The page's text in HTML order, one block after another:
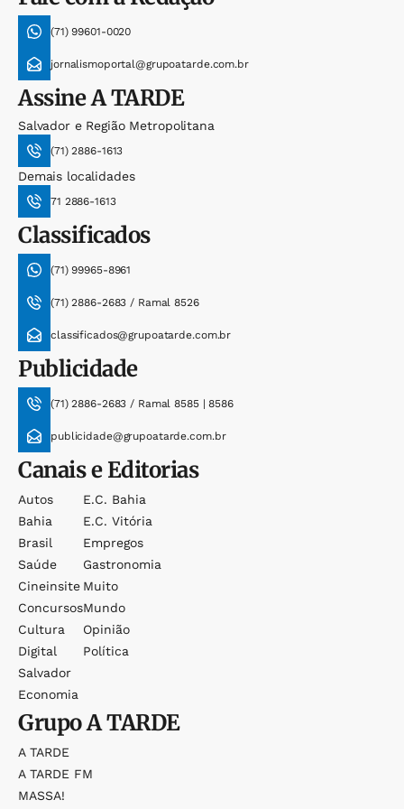
(71) 99601-0020
jornalismoportal@grupoatarde.com.br
AssineA TARDE
Salvador e Região Metropolitana
(71) 2886-1613
Demais localidades
71 2886-1613
Classificados
(71) 99965-8961
(71) 2886-2683 / Ramal 8526
classificados@grupoatarde.com.br
Publicidade
(71) 2886-2683 / Ramal 8585 | 8586
publicidade@grupoatarde.com.br
Canais e Editorias
Autos
Bahia
Brasil
Saúde
Cineinsite
Concursos
Cultura
Digital
Salvador
Economia
E.c. Bahia
E.c. Vitória
Empregos
Gastronomia
Muito
Mundo
Opinião
Política
GrupoA TARDE
A TARDE
A TARDE FM
MASSA!